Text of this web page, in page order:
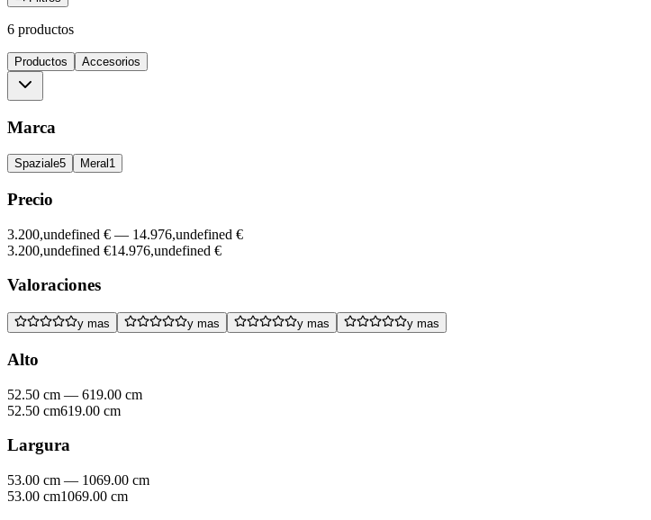
6 productos
Productos Accesorios
Marca
Spaziale5 Meral 1
Precio
3.200,undefined € — 14.976,undefined €
3.200,undefined €14.976,undefined €
Valoraciones
y mas y mas y mas y mas
Alto
52.50 cm — 619.00 cm
52.50 cm619.00 cm
Largura
53.00 cm — 1069.00 cm
53.00 cm1069.00 cm